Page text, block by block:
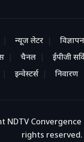
न्यूज लेटर विज्ञापन
चैनल ईपीजी
इन्वेस्टर्स निवारण
NDTV Convergence
rights reserved.